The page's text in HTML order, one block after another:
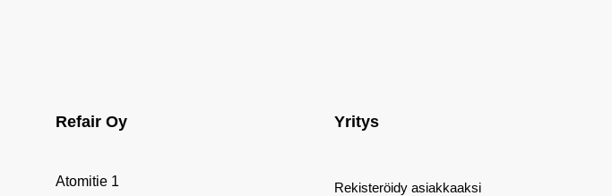
Refair Oy
Atomitie 1
Yritys
Rekisteröidy asiakkaaksi